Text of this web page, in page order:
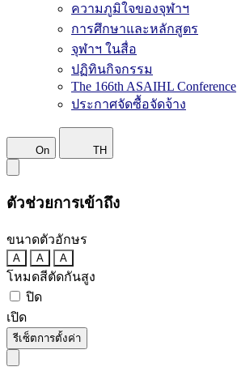
ความภูมิใจของจุฬาฯ
การศึกษาและหลักสูตร
จุฬาฯ ในสื่อ
ปฏิทินกิจกรรม
The 166th ASAIHL Conference
ประกาศจัดซื้อจัดจ้าง
On TH
ตัวช่วยการเข้าถึง
ขนาดตัวอักษร
A A A
โหมดสีตัดกันสูง
ปิด
เปิด
รีเซ็ตการตั้งค่า